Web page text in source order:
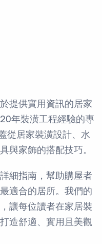
提供實用資訊的居家
年裝潢工程經驗的專
從居家裝潢設計、水
與家飾的搭配技巧。
細指南，幫助購屋者
適合的居所。我們的
讓每位讀者在家居裝
造舒適、實用且美觀